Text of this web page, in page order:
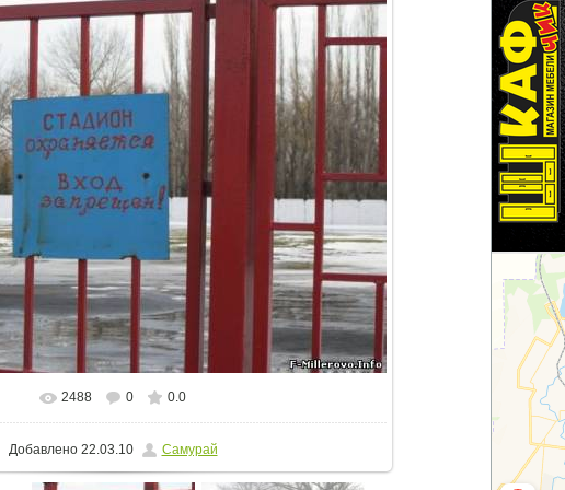
В реальном размере 640x480
2488 0 0.0
Добавлено22.03.10 Самурай